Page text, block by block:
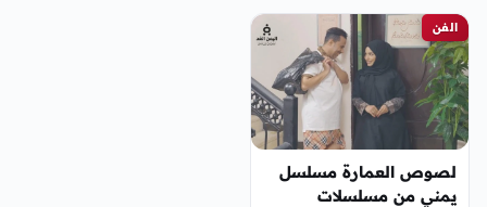
الفن
لصوص العمارة مسلسل
يمني من مسلسلات